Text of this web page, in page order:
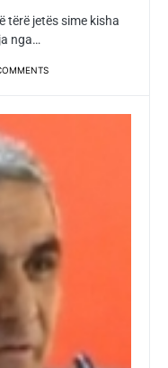
tërë jetës sime kisha
nga…